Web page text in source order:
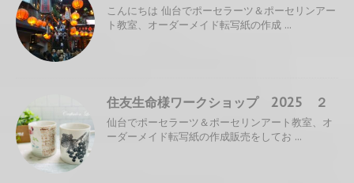
こんにちは 仙台でポーセラーツ＆ポーセリンアー
ト教室、オーダーメイド転写紙の作成 ...
住友生命様ワークショップ 2025 ２
仙台でポーセラーツ＆ポーセリンアート教室、オ
ーダーメイド転写紙の作成販売をしてお ...